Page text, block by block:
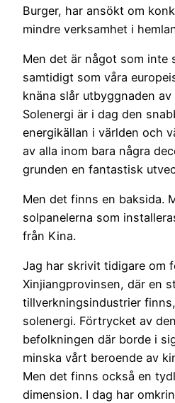
Burger, har ansökt om
mindre verksamhet i
Men det är något som inte
samtidigt som våra
knäna slår utbyggnaden
Solenergi är i dag den
energikällan i världen och
av alla inom bara några
grunden en fantastisk
Men det finns en baksida.
solpanelerna som
från Kina.
Jag har skrivit tidigare om
Xinjiangprovinsen, där en
tillverkningsindustrier
solenergi. Förtrycket av
befolkningen där borde i
minska vårt beroende av
Men det finns också en
dimension. I dag har